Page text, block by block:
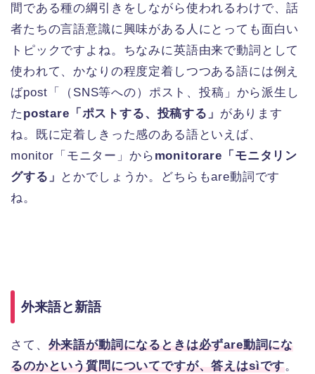
間である種の綱引きをしながら使われるわけで、話
者たちの言語意識に興味がある人にとっても面白い
トピックですよね。ちなみに英語由来で動詞として
使われて、かなりの程度定着しつつある語には例え
ばpost「（SNS等への）ポスト、投稿」から派生し
た postare「ポストする、投稿する」 があります
ね。既に定着しきった感のある語といえば、
monitor「モニター」から monitorare「モニタリン
グする」
とかでしょうか。どちらもare動詞です
ね。
外来語と新語
さて、 外来語が動詞になるときは必ずare動詞にな
るのかという質問についてですが、答えはsìです。